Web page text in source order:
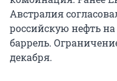
Австралия
российскую нефть
баррель.
декабря.